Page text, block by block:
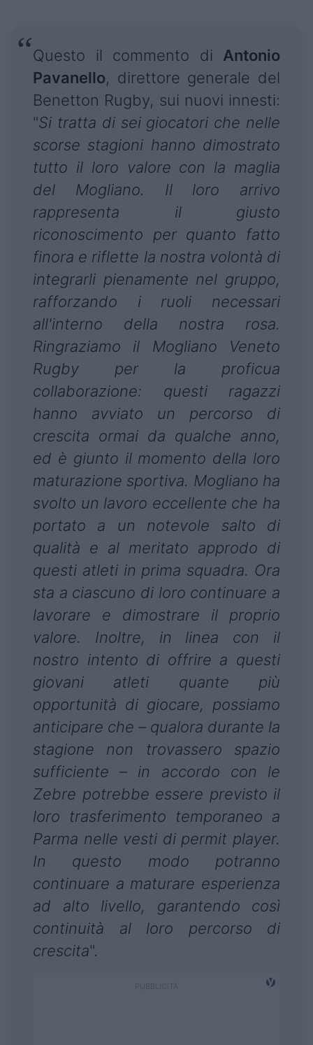
Questo il commento di Antonio
Pavanello, direttore generale del
Benetton Rugby, sui nuovi innesti:
"Si tratta di sei giocatori che nelle
scorse stagioni hanno dimostrato
tutto il loro valore con la maglia
del Mogliano. Il loro arrivo
rappresenta il giusto
riconoscimento per quanto fatto
finora e riflette la nostra volontà di
integrarli pienamente nel gruppo,
rafforzando i ruoli necessari
all'interno della nostra rosa.
Ringraziamo il Mogliano Veneto
Rugby per la proficua
collaborazione: questi ragazzi
hanno avviato un percorso di
crescita ormai da qualche anno,
ed è giunto il momento della loro
maturazione sportiva. Mogliano ha
svolto un lavoro eccellente che ha
portato a un notevole salto di
qualità e al meritato approdo di
questi atleti in prima squadra. Ora
sta a ciascuno di loro continuare a
lavorare e dimostrare il proprio
valore. Inoltre, in linea con il
nostro intento di offrire a questi
giovani atleti quante più
opportunità di giocare, possiamo
anticipare che – qualora durante la
stagione non trovassero spazio
sufficiente – in accordo con le
Zebre potrebbe essere previsto il
loro trasferimento temporaneo a
Parma nelle vesti di permit player.
In questo modo potranno
continuare a maturare esperienza
ad alto livello, garantendo così
continuità al loro percorso di
crescita".